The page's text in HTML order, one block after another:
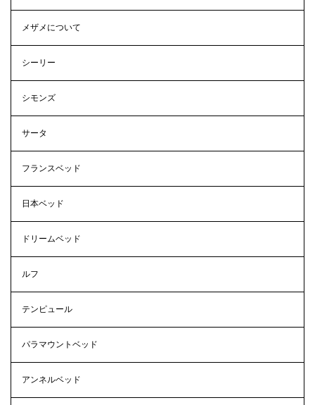
メザメについて
シーリー
シモンズ
サータ
フランスベッド
日本ベッド
ドリームベッド
ルフ
テンピュール
パラマウントベッド
アンネルベッド